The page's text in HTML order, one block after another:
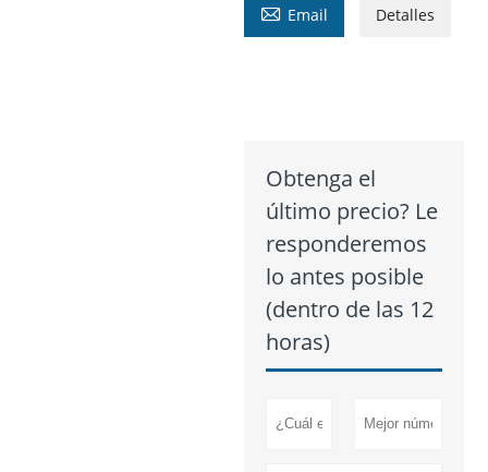
 Email Detalles
Obtenga el
último precio? Le
responderemos
lo antes posible
(dentro de las 12
horas)